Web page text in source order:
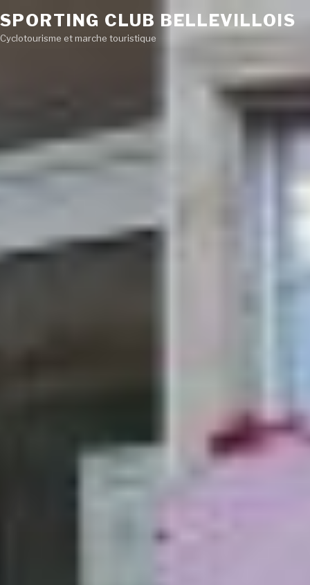
SPORTING CLUB BELLEVILLOIS
Cyclotourisme et marche touristique